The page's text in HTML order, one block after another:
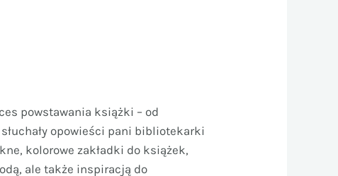
powstawania książki – od
opowieści pani bibliotekarki
kolorowe zakładki do książek,
ale także inspiracją do